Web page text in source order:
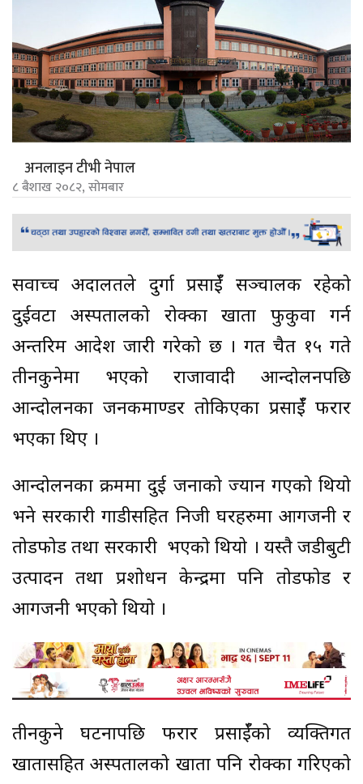
अनलाइन टीभी नेपाल
८ बैशाख २०८२, सोमबार
सर्वोच्च अदालतले दुर्गा प्रसाईँ सञ्चालक रहेको
दुईवटा अस्पतालको रोक्का खाता फुकुवा गर्न
अन्तरिम आदेश जारी गरेको छ । गत चैत १५ गते
तीनकुनेमा भएको राजावादी आन्दोलनपछि
आन्दोलनका जनकमाण्डर तोकिएका प्रसाईँ फरार
भएका थिए ।
आन्दोलनका क्रममा दुई जनाको ज्यान गएको थियो
भने सरकारी गाडीसहित निजी घरहरुमा आगजनी र
तोडफोड तथा सरकारी भएको थियो । यस्तै जडीबुटी
उत्पादन तथा प्रशोधन केन्द्रमा पनि तोडफोड र
आगजनी भएको थियो ।
तीनकुने घटनापछि फरार प्रसाईँको व्यक्तिगत
खातासहित अस्पतालको खाता पनि रोक्का गरिएको